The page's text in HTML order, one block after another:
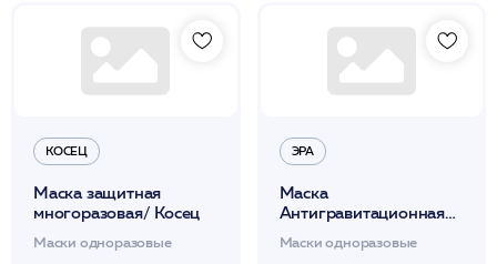
КОСЕЦ
Маска защитная
многоразовая/ Косец
Маски одноразовые
ЭРА
Маска
Антигравитационная
ANTI-GRAVITY MASK /
ЭРА
Маски одноразовые